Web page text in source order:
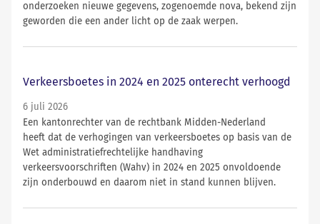
onderzoeken nieuwe gegevens, zogenoemde nova, bekend zijn
geworden die een ander licht op de zaak werpen.
Verkeersboetes in 2024 en 2025 onterecht verhoogd
6 juli 2026
Een kantonrechter van de rechtbank Midden-Nederland
heeft dat de verhogingen van verkeersboetes op basis van de
Wet administratiefrechtelijke handhaving
verkeersvoorschriften (Wahv) in 2024 en 2025 onvoldoende
zijn onderbouwd en daarom niet in stand kunnen blijven.